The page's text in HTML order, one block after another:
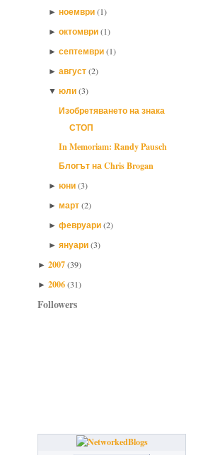
► ноември(1)
► октомври(1)
► септември(1)
► август(2)
▼ юли(3)
Изобретяването на знака
СТОП
In Memoriam: Randy Pausch
Блогът на Chris Brogan
► юни(3)
► март(2)
► февруари(2)
► януари(3)
► 2007(39)
► 2006(31)
Followers